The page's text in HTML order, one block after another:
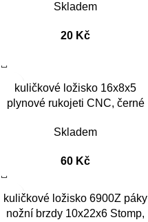
Skladem
20 Kč
kuličkové ložisko 16x8x5
plynové rukojeti CNC, černé
Skladem
60 Kč
kuličkové ložisko 6900Z páky
nožní brzdy 10x22x6 Stomp,